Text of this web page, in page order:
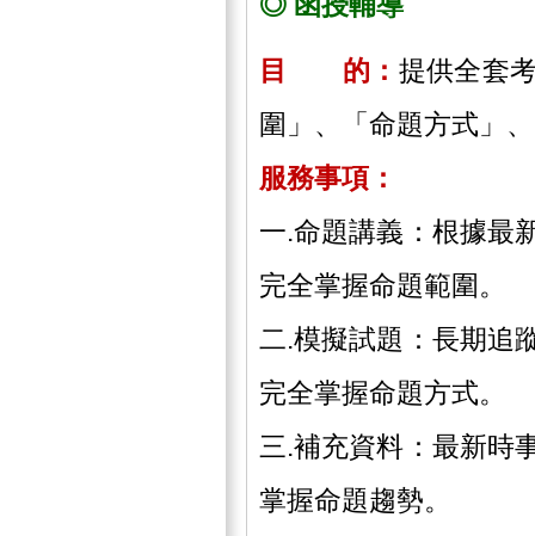
目 的： 提供全套
圍」、「命題方式」
服務事項：
一.命題講義：根據最
完全掌握命題範圍。
二.模擬試題：長期追
完全掌握命題方式。
三.補充資料：最新時
掌握命題趨勢。